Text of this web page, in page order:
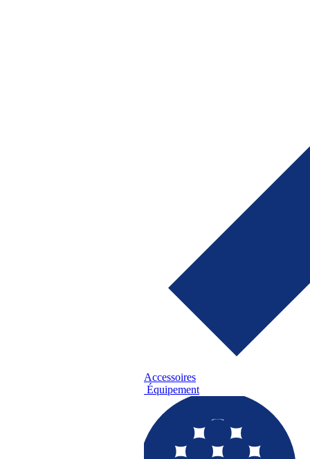
Accessoires
Équipement